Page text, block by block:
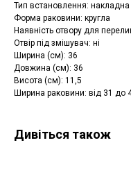
Тип встановлення: накладна
Форма раковини: кругла
Наявність отвору для
Отвір під змішувач: ні
Ширина (см): 36
Довжина (см): 36
Висота (см): 11,5
Ширина раковини: від 31 до
Дивіться також